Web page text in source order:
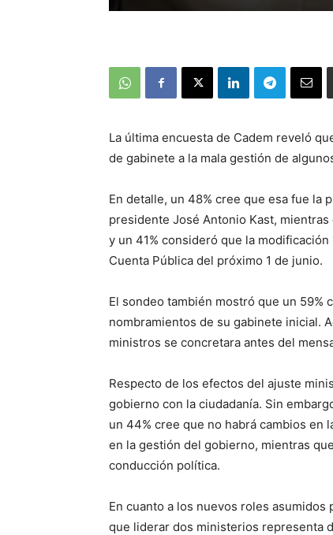
La última encuesta de Cadem reveló
de gabinete a la mala gestión de
En detalle, un 48% cree que esa fue la
presidente José Antonio Kast,
y un 41% consideró que la
Cuenta Pública del próximo 1 de junio.
El sondeo también mostró que un 59%
nombramientos de su gabinete inicial.
ministros se concretara antes del
Respecto de los efectos del ajuste
gobierno con la ciudadanía. Sin
un 44% cree que no habrá cambios en
en la gestión del gobierno, mientras
conducción política.
En cuanto a los nuevos roles
que liderar dos ministerios representa